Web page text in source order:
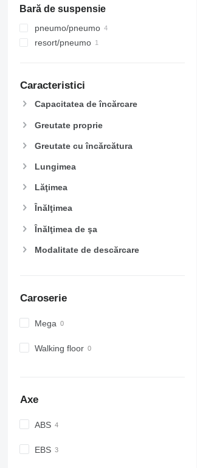
Bară de suspensie
pneumo/pneumo
resort/pneumo
Caracteristici
Capacitatea de încărcare
Greutate proprie
Greutate cu încărcătura
Lungimea
Lăţimea
Înălţimea
Înălţimea de şa
Modalitate de descărcare
Caroserie
Mega
Walking floor
Axe
ABS
EBS